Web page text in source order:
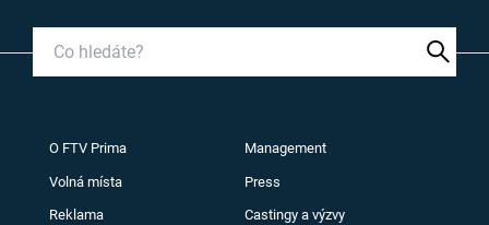
O FTV Prima Management
Volná místa Press
Reklama Castingy a výzvy